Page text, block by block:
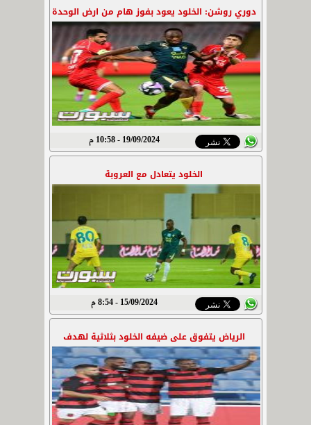
دوري روشن: الخلود يعود بفوز هام من ارض الوحدة
19/09/2024 - 10:58 م
الخلود يتعادل مع العروبة
15/09/2024 - 8:54 م
الرياض يتفوق على ضيفه الخلود بثلاثية لهدف